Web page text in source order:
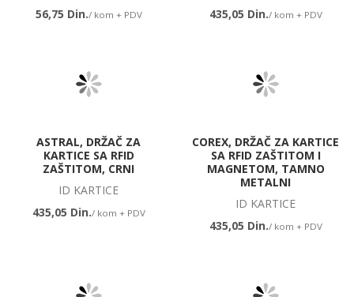
56,75 Din./ kom + PDV
435,05 Din./ kom + PDV
ASTRAL, DRŽAČ ZA
KARTICE SA RFID
ZAŠTITOM, CRNI
ID KARTICE
435,05 Din./ kom + PDV
COREX, DRŽAČ ZA KARTICE
SA RFID ZAŠTITOM I
MAGNETOM, TAMNO
METALNI
ID KARTICE
435,05 Din./ kom + PDV